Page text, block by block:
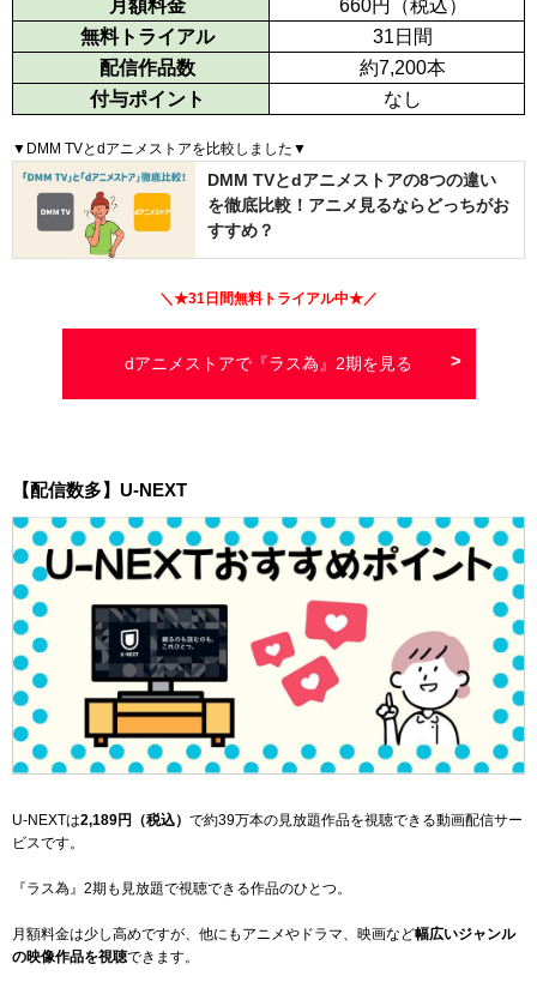
月額料金
660円（税込）
無料トライアル
31日間
配信作品数
約7,200本
付与ポイント
なし
▼DMM TVとdアニメストアを比較しました▼
DMM TVとdアニメストアの8つの違い
を徹底比較！アニメ見るならどっちがお
すすめ？
＼★31日間無料トライアル中★／
dアニメストアで『ラス為』2期を見る
【配信数多】U-NEXT
U-NEXTは2,189円（税込） で約39万本の見放題作品を視聴できる動画配信サー
ビスです。
『ラス為』2期も見放題で視聴できる作品のひとつ。
月額料金は少し高めですが、他にも アニメやドラマ、映画など幅広いジャンル
の映像作品を視聴できます。